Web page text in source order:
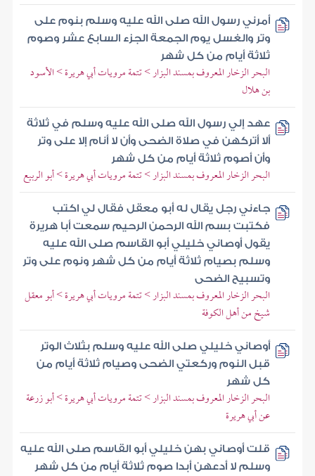
أمرني رسول الله صلى الله عليه وسلم بنوم على
وتر والغسل يوم الجمعة الجزء السابع عشر وصوم
ثلاثة أيام من كل شهر
البحر الزخار المعروف بمسند البزار > تتمة مرويات أبي هريرة > الأسود
بن هلال
عهد إلي رسول الله صلى الله عليه وسلم في ثلاثة
ألا أتركهن في صلاة الضحى وأن لا أنام إلا على وتر
وأن أصوم ثلاثة أيام من كل شهر
البحر الزخار المعروف بمسند البزار > تتمة مرويات أبي هريرة > أبو الربيع
جاءني رجل يقال له أبو معقل فقال لي اكتب
فكتبت بسم الله الرحمن الرحيم سمعت أبا هريرة
يقول أوصاني خليلي أبو القاسم صلى الله عليه
وسلم بصيام ثلاثة أيام من كل شهر ونوم على وتر
وتسبيح الضحى
البحر الزخار المعروف بمسند البزار > تتمة مرويات أبي هريرة > أبو معقل
شيخ من أهل الكوفة
أوصاني خليلي صلى الله عليه وسلم بثلاث الوتر
قبل النوم وركعتي الضحى وصيام ثلاثة أيام من
كل شهر
البحر الزخار المعروف بمسند البزار > تتمة مرويات أبي هريرة > أبو زرعة
عن أبي هريرة
قلت أوصاني بهن خليلي أبو القاسم صلى الله عليه
وسلم لا أدعهن أبدا صوم ثلاثة أيام من كل شهر